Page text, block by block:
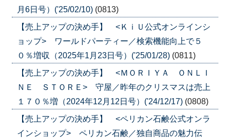
月6日号）('25/02/10) (0813)
【売上アップの決め手】 <ＫｉＵ公式オンラインシ
ョップ> ワールドパーティー／検索機能向上で５
０％増収（2025年1月23日号）('25/01/28) (0811)
【売上アップの決め手】 <ＭＯＲＩＹＡ ＯＮＬＩ
ＮＥ ＳＴＯＲＥ> 守屋／昨年のクリスマスは売上
１７０％増（2024年12月12日号）('24/12/17) (0808)
【売上アップの決め手】 <ペリカン石鹸公式オンラ
インショップ> ペリカン石鹸／独自商品の魅力伝